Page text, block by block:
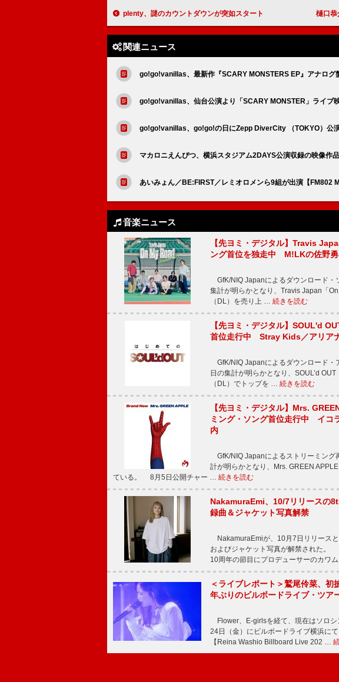
plenty、謎のカウントダウンが突如スタート 樋口
関連ニュース
go!go!vanillas、最新作『SCARY MONSTERS EP』アナログ
go!go!vanillas、仙台公演より「SCARY MONSTER」ライブ
go!go!vanillas、go!go!の日にZepp DiverCity （TOKYO）公
マカロニえんぴつ、横浜スタジアム2DAYS公演収録の映像作
あいみょん／BE:FIRST／レミオロメンら9組が出演【FM802
音楽ニュース
【先ヨミ・デジタル】Travis
ング首位を独走中 M!LKの佐野勇
GfK/NIQ Japanによるダウンロード・
集計が明らかとなり、Travis Japan「
（DL）を売り上 … 続きを読む
【先ヨミ・デジタル】SOUL'd
首位走行中 Stray Kids／アリア
GfK/NIQ Japanによるダウンロード・
日の集計が明らかとなり、SOUL’d
（DL）でトップを … 続きを読む
【先ヨミ・デジタル】Mrs.
ミング・ソング首位走行中 イコ
内
GfK/NIQ Japanによるストリーミング
計が明らかとなり、Mrs. GREEN
ている。 8月5日公開チャー … 続きを読む
NakamuraEmi、10/7リリースの
録曲＆ジャケット写真解禁
NakamuraEmiが、10月7日リリース
およびジャケット写真が解禁された。
10周年の節目にプロデューサーのカワ
＜ライブレポート＞鷲尾伶菜、
年ぶりのビルボードライブ・ツア
Flower、E-girlsを経て、現在はソロシ
24日（金）にビルボードライブ横浜に
【Reina Washio Billboard Live 202 …